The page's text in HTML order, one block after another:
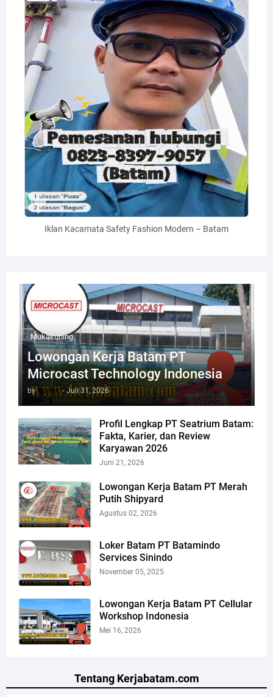
Iklan Kacamata Safety Fashion Modern – Batam
Mukakuning
Lowongan Kerja Batam PT
Microcast Technology Indonesia
by Admin - Juli 31, 2026
Profil Lengkap PT Seatrium Batam:
Fakta, Karier, dan Review
Karyawan 2026
Juni 21, 2026
Lowongan Kerja Batam PT Merah
Putih Shipyard
Agustus 02, 2026
Loker Batam PT Batamindo
Services Sinindo
November 05, 2025
Lowongan Kerja Batam PT Cellular
Workshop Indonesia
Mei 16, 2026
Tentang Kerjabatam.com